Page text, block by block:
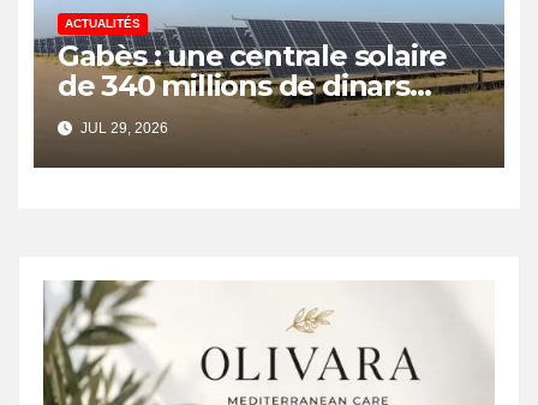
ACTUALITÉS
Gabès : une centrale solaire
de 340 millions de dinars
pour renforcer la transition
énergétique et créer 400
emplois
JUL 29, 2026